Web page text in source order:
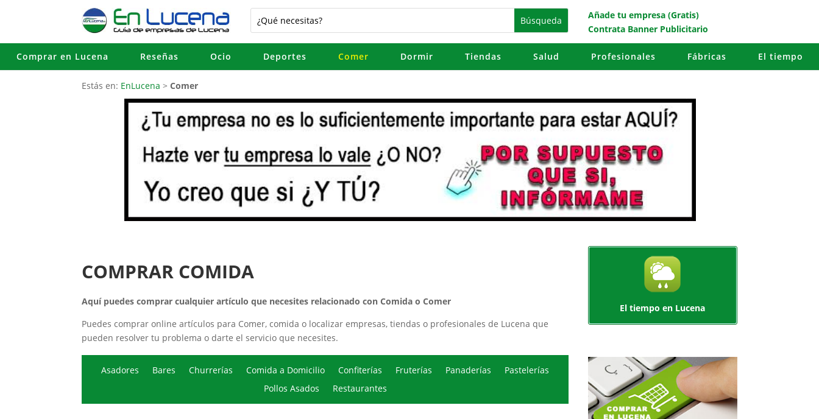
Añade tu empresa (Gratis)
Contrata Banner Publicitario
Comprar en Lucena Reseñas Ocio Deportes Comer Dormir Tiendas Salud Profesionales Fábricas El tiempo
Estás en: EnLucena >Comer
COMPRAR COMIDA
Aquí puedes comprar cualquier artículo que necesites relacionado con Comida o Comer
Puedes comprar online artículos para Comer, comida o localizar empresas, tiendas o profesionales de Lucena que
pueden resolver tu problema o darte el servicio que necesites.
Asadores Bares Churrerías Comida a Domicilio Confiterías Fruterías Panaderías
Pastelerías
Pollos Asados
Restaurantes
El tiempo en Lucena